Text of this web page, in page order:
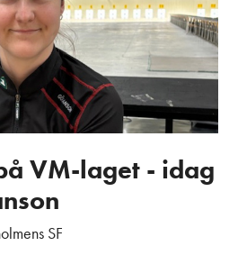
VM-laget - idag
SF